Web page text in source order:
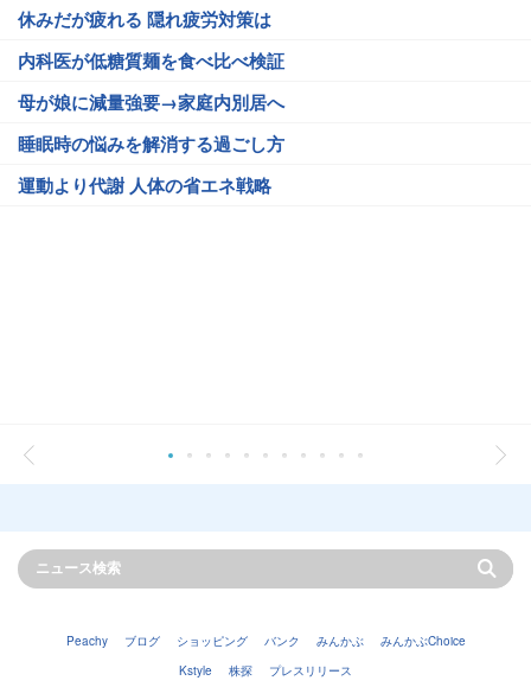
休みだが疲れる 隠れ疲労対策は
内科医が低糖質麺を食べ比べ検証
母が娘に減量強要→家庭内別居へ
睡眠時の悩みを解消する過ごし方
運動より代謝 人体の省エネ戦略
Peachy ブログ ショッピング バンク みんかぶ
みんかぶChoice
Kstyle
株探 プレスリリース